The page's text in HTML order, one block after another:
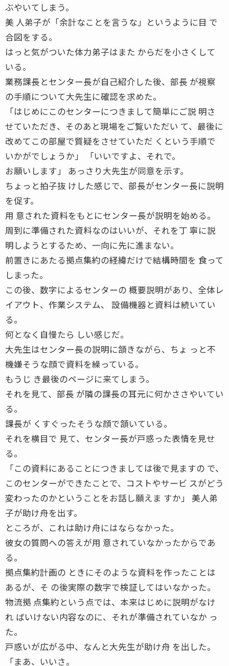
ぶやいてしまう。
美 人弟子が「余計なことを言うな」というように目 で
合図をする。
はっと気がついた体力弟子はまた からだを小さくして
いる。
業務課長とセンター長が自己紹介した後、部長 が視察
の手順について大先生に確認を求めた。
「はじめにこのセンターにつきまして簡単にご説 明さ
せていただき、そのあと現場をご覧いただい て、最後に
改めてこの部屋で質疑をさせていただ くという手順で
いかがでしょうか」 「いいですよ、それで。
お願いします」 あっさり大先生が同意を示す。
ちょっと拍子抜 けした感じで、部長がセンター長に説明
を促す。
用 意された資料をもとにセンター長が説明を始める。
周到に準備された資料なのはいいが、それを丁 寧に説
明しようとするため、一向に先に進まない。
前置きにあたる拠点集約の経緯だけで結構時間を 食って
しまった。
この後、数字によるセンターの 概要説明があり、全体レ
イアウト、作業システム、 設備機器と資料は続いてい
る。
何となく自慢たら しい感じだ。
大先生はセンター長の説明に頷きながら、ちょ っと不
機嫌そうな顔で資料を繰っている。
もうじ き最後のページに来てしまう。
それを見て、部長 が隣の課長の耳元に何かささやいてい
る。
課長が くすぐったそうな顔で頷いている。
それを横目で 見て、センター長が戸惑った表情を見せ
る。
「この資料にあることにつきましては後で見ますの で、
このセンターができたことで、コストやサービ スがどう
変わったのかということをお話し願えま すか」 美人弟
子が助け舟を出す。
ところが、これは助け舟にはならなかった。
彼女の質問への答えが用 意されていなかったからであ
る。
拠点集約計画の ときにそのような資料を作ったことは
あるが、そ の後実際の数字で検証してはいなかった。
物流拠 点集約という点では、本来はじめに説明がなけ
れ ばいけない内容なのに、それが準備されていなか っ
た。
戸惑いが広がる中、なんと大先生が助け舟 を出した。
「まあ、いいさ。